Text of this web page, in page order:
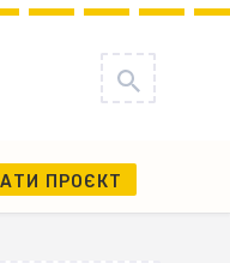
ПРОЄКТ